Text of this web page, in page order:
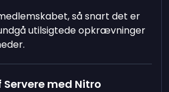
så snart det er
utilsigtede opkrævninger
med Nitro